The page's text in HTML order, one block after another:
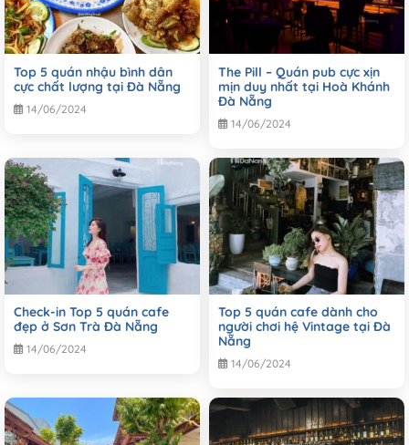
Top 5 quán nhậu bình dân
cực chất lượng tại Đà Nẵng
14/06/2024
The Pill – Quán pub cực xịn
mịn duy nhất tại Hoà Khánh
Đà Nẵng
14/06/2024
Check-in Top 5 quán cafe
đẹp ở Sơn Trà Đà Nẵng
14/06/2024
Top 5 quán cafe dành cho
người chơi hệ Vintage tại Đà
Nẵng
14/06/2024